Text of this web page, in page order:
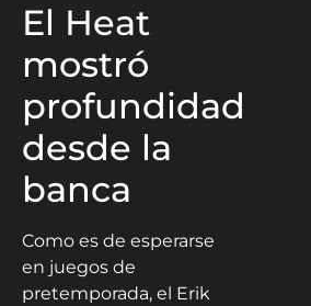
El Heat
mostró
profundidad
desde la
banca
Como es de esperarse
en juegos de
pretemporada, el Erik